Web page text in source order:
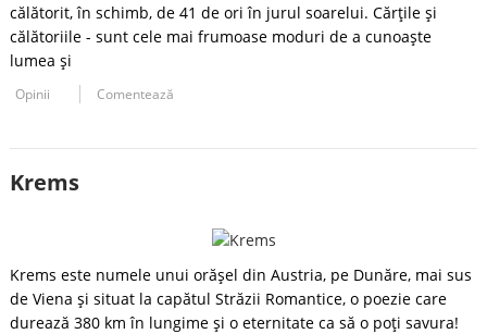
călătorit, în schimb, de 41 de ori în jurul soarelui. Cărţile şi
călătoriile - sunt cele mai frumoase moduri de a cunoaşte
lumea şi
Opinii Comentează
Krems
Krems este numele unui orăşel din Austria, pe Dunăre, mai sus
de Viena şi situat la capătul Străzii Romantice, o poezie care
durează 380 km în lungime şi o eternitate ca să o poţi savura!